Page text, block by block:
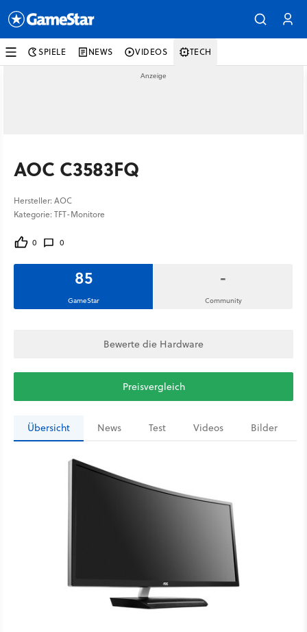
SPIELE NEWS VIDEOS TECH
AOC C3583FQ
Hersteller: AOC
Kategorie: TFT-Monitore
0 0
85
GameStar
-
Community
Bewerte die Hardware
Preisvergleich
Übersicht News Test Videos Bilder